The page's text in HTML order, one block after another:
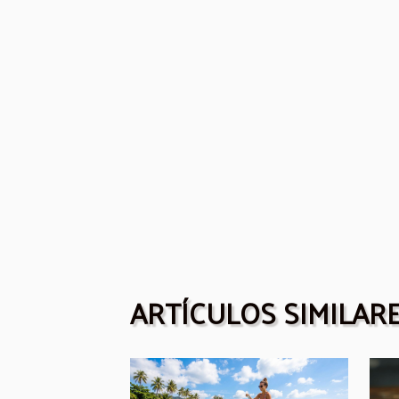
ARTÍCULOS